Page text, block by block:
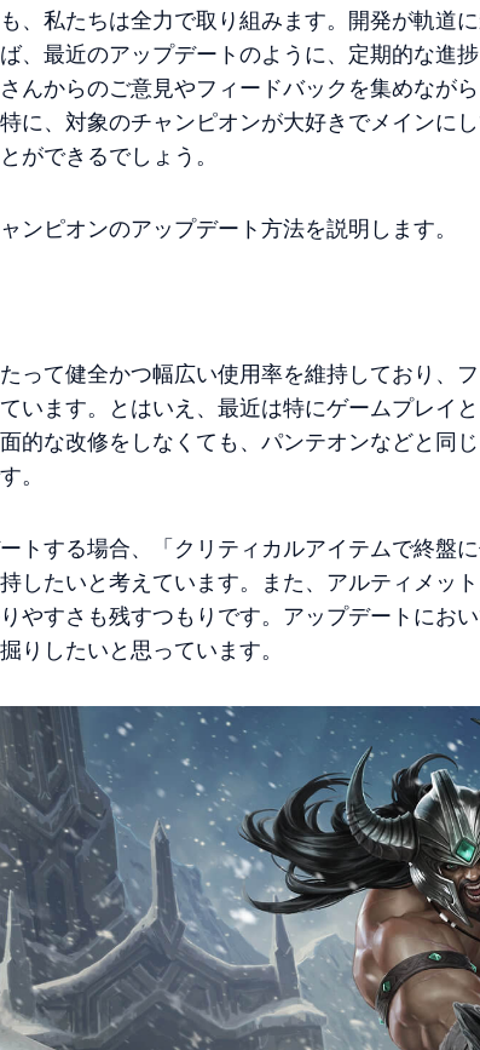
、私たちは全力で取り組みます。開発が軌道
、最近のアップデートのように、定期的な進
んからのご意見やフィードバックを集めなが
に、対象のチャンピオンが大好きでメインに
ができるでしょう。
ンピオンのアップデート方法を説明します。
って健全かつ幅広い使用率を維持しており、
います。とはいえ、最近は特にゲームプレイ
的な改修をしなくても、パンテオンなどと同
。
トする場合、「クリティカルアイテムで終盤
したいと考えています。また、アルティメッ
やすさも残すつもりです。アップデートにお
りしたいと思っています。